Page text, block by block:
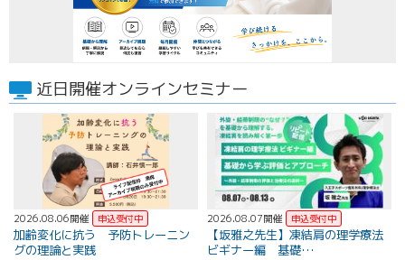
近日開催オンラインセミナー
2026.08.06開催
加齢変化に抗う 予防トレーニン
グの理論と実践
2026.08.07開催
【坂雅之先生】凍結肩の理学療法
ビギナー編 基礎…